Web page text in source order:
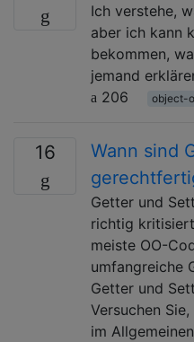
Ich verstehe,
aber ich kann
bekommen,
jemand
206
object-
16
Wann sind
Getter und
richtig
meiste OO-
umfangreiche
Getter und
Versuchen
im